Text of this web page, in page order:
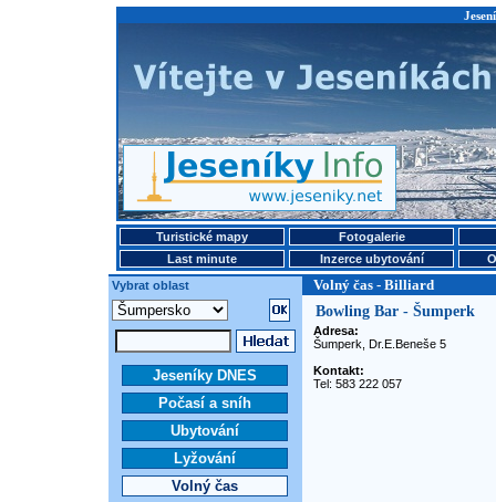
Turistické mapy
Fotogalerie
Last minute
Inzerce ubytování
Vybrat oblast
Volný čas - Billiard
Jeseníky DNES
Počasí a sníh
Ubytování
Lyžování
Volný čas
Bowling Bar - Šumperk
Adresa:
Šumperk, Dr.E.Beneše 5
Kontakt:
Tel: 583 222 057